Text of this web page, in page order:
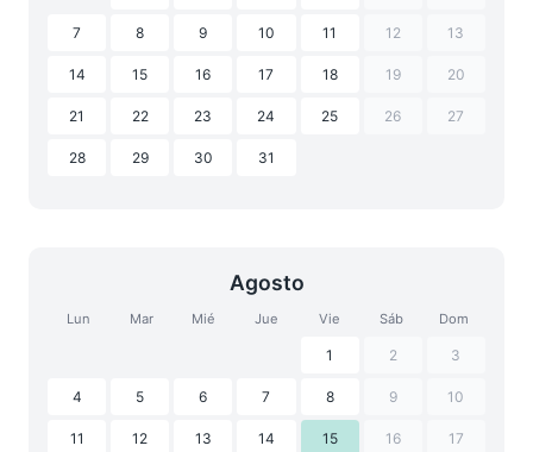
7 8 9 10 11 12 13
14 15 16 17 18 19 20
21 22 23 24 25 26 27
28 29 30 31
Agosto
Lun Mar Mié Jue Vie Sáb Dom
1 2 3
4 5 6 7 8 9 10
11 12 13 14 15 16 17